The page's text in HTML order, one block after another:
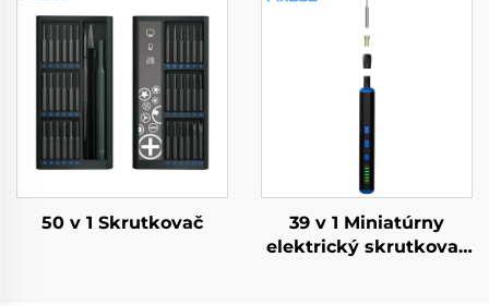
50 v 1 Skrutkovač
39 v 1 Miniatúrny
elektrický skrutkovač